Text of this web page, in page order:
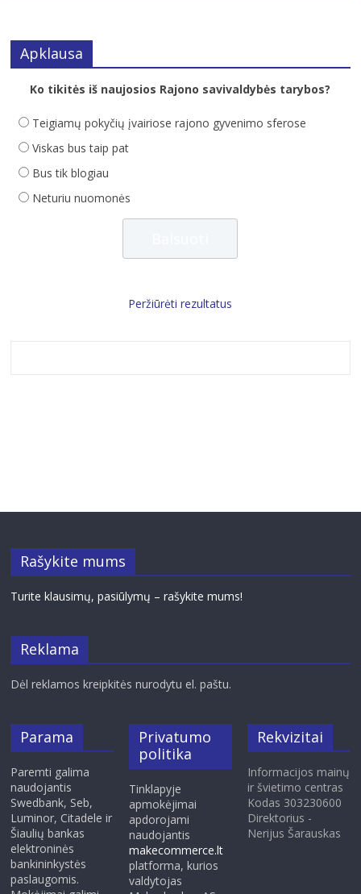
Apklausa
Ko tikitės iš naujosios Rajono savivaldybės tarybos?
Teigiamų pokyčių įvairiose rajono gyvenimo sferose
Viskas bus taip pat
Bus tik blogiau
Neturiu nuomonės
Peržiūrėti rezultatus
Rašykite mums
Turite klausimų, pasiūlymų – rašykite mums!
Reklama
Dėl reklamos kreipkitės nurodytu el. paštu.
Parama
Paremti galima
naudojantis
Swedbank, Seb,
Luminor, Citadele ir
Šiaulių bankas
elektroninės
bankininkystės
paslaugomis.
Privatumo
politika
Tinklapyje
apmokėjimai
apdorojami
naudojantis
makecommerce.lt
platforma, kurios
valdytojas
Rekvizitai
Informacijos mainų
ir švietimo centras
Kodas 303230600
Direktorius -
Nerijus Šarauskas